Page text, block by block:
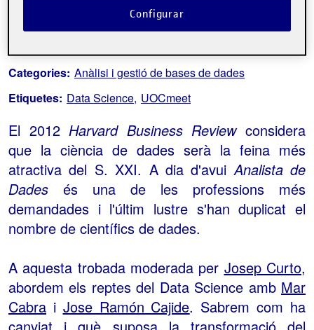
Sobre l'esdeveniment
Categories: Anàlisi i gestió de bases de dades
Etiquetes: Data Science UOCmeet
El 2012 Harvard Business Reviewconsidera
que la ciència de dades serà la feina més
atractiva del S. XXI. A dia d'avui Analista de
Dades és una de les professions més
demandades i l'últim lustre s'han duplicat el
nombre de científics de dades.
A aquesta trobada moderada per Josep Curto,
abordem els reptes del Data Science amb Mar
Cabra i Jose Ramón Cajide. Sabrem com ha
Configurar